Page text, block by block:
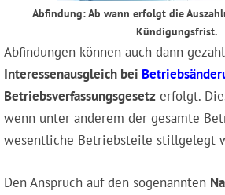
Abfindung: Ab wann erfolgt die
Kündigungsfrist.
Abfindungen können auch dann
Interessenausgleich bei
Betriebsverfassungsgesetz erfolgt.
wenn unter anderem der gesamte
wesentliche Betriebsteile stillgelegt
Den Anspruch auf den sogenannten